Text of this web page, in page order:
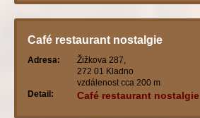
Café restaurant nostalgie
Adresa:
Žižkova 287,
272 01 Kladno
vzdálenost cca 200 m
Detail:
Café restaurant nostalgie